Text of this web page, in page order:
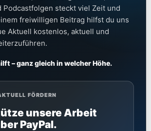
Podcastfolgen steckt viel Zeit und
freiwilligen Beitrag hilfst du uns
Aktuell kostenlos, aktuell und
– ganz gleich in welcher Höhe.
FÖRDERN
unsere Arbeit
PayPal.